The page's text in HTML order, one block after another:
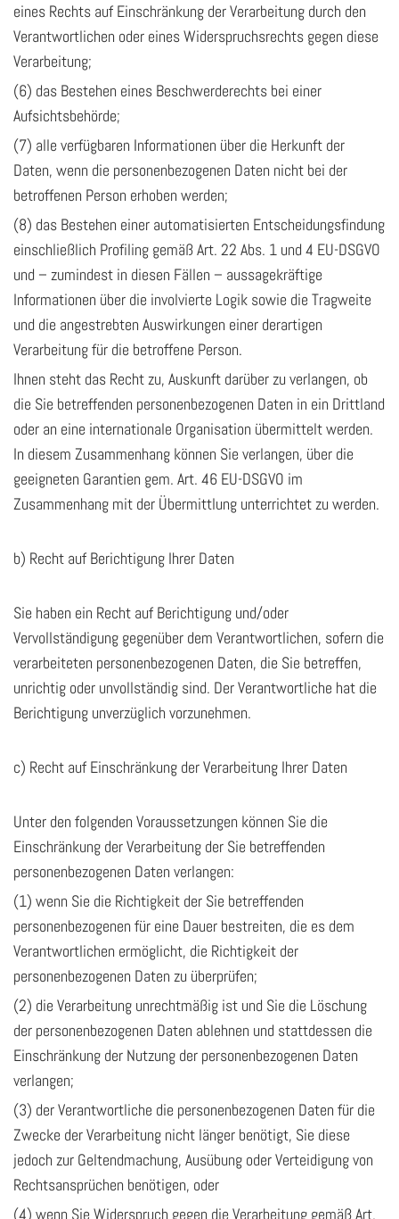
eines Rechts auf Einschränkung der Verarbeitung durch den
Verantwortlichen oder eines Widerspruchsrechts gegen diese
Verarbeitung;
(6) das Bestehen eines Beschwerderechts bei einer
Aufsichtsbehörde;
(7) alle verfügbaren Informationen über die Herkunft der
Daten, wenn die personenbezogenen Daten nicht bei der
betroffenen Person erhoben werden;
(8) das Bestehen einer automatisierten Entscheidungsfindung
einschließlich Profiling gemäß Art. 22 Abs. 1 und 4 EU-DSGVO
und – zumindest in diesen Fällen – aussagekräftige
Informationen über die involvierte Logik sowie die Tragweite
und die angestrebten Auswirkungen einer derartigen
Verarbeitung für die betroffene Person.
Ihnen steht das Recht zu, Auskunft darüber zu verlangen, ob
die Sie betreffenden personenbezogenen Daten in ein Drittland
oder an eine internationale Organisation übermittelt werden.
In diesem Zusammenhang können Sie verlangen, über die
geeigneten Garantien gem. Art. 46 EU-DSGVO im
Zusammenhang mit der Übermittlung unterrichtet zu werden.
b) Recht auf Berichtigung Ihrer Daten
Sie haben ein Recht auf Berichtigung und/oder
Vervollständigung gegenüber dem Verantwortlichen, sofern die
verarbeiteten personenbezogenen Daten, die Sie betreffen,
unrichtig oder unvollständig sind. Der Verantwortliche hat die
Berichtigung unverzüglich vorzunehmen.
c) Recht auf Einschränkung der Verarbeitung Ihrer Daten
Unter den folgenden Voraussetzungen können Sie die
Einschränkung der Verarbeitung der Sie betreffenden
personenbezogenen Daten verlangen:
(1) wenn Sie die Richtigkeit der Sie betreffenden
personenbezogenen für eine Dauer bestreiten, die es dem
Verantwortlichen ermöglicht, die Richtigkeit der
personenbezogenen Daten zu überprüfen;
(2) die Verarbeitung unrechtmäßig ist und Sie die Löschung
der personenbezogenen Daten ablehnen und stattdessen die
Einschränkung der Nutzung der personenbezogenen Daten
verlangen;
(3) der Verantwortliche die personenbezogenen Daten für die
Zwecke der Verarbeitung nicht länger benötigt, Sie diese
jedoch zur Geltendmachung, Ausübung oder Verteidigung von
Rechtsansprüchen benötigen, oder
(4) wenn Sie Widerspruch gegen die Verarbeitung gemäß Art.